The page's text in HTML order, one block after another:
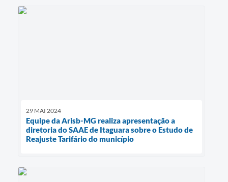
29 MAI 2024
Equipe da Arisb-MG realiza apresentação a
diretoria do SAAE de Itaguara sobre o Estudo de
Reajuste Tarifário do município